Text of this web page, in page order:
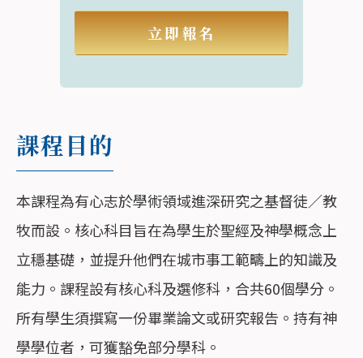
課程目的
本課程為有心志於學術領域進深研究之基督徒／教
牧而設。核心科目旨在為學生於聖經及神學概念上
立穩基礎，並提升他們在城市事工範疇上的知識及
能力。課程設有核心科及選修科，合共60個學分。
所有學生須撰寫一份畢業論文或研究報告。持有神
學學位者，可獲豁免部分學科。
立即報名